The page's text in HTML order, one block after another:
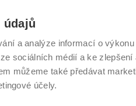
UČENÍ TECHNICKÉ V BRNĚ
548/1
Brno
www.vut.cz
údajů
a analýze informací o výkonu
sociálních médií a ke zlepšení
můžeme také předávat
účely.